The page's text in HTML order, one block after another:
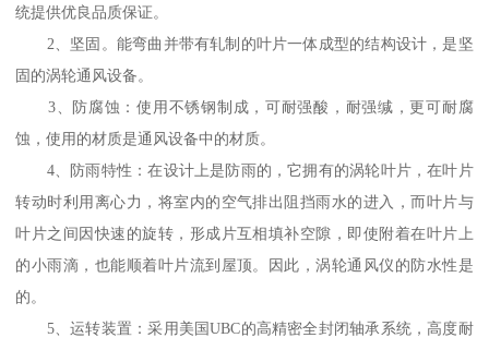
统提供优良品质保证。
2、坚固。能弯曲并带有轧制的叶片一体成型的结构设计，是坚
固的涡轮通风设备。
3、防腐蚀：使用不锈钢制成，可耐强酸，耐强缄，更可耐腐
蚀，使用的材质是通风设备中的材质。
4、防雨特性：在设计上是防雨的，它拥有的涡轮叶片，在叶片
转动时利用离心力，将室内的空气排出阻挡雨水的进入，而叶片与
叶片之间因快速的旋转，形成片互相填补空隙，即使附着在叶片上
的小雨滴，也能顺着叶片流到屋顶。因此，涡轮通风仪的防水性是
的。
5、运转装置：采用美国UBC的高精密全封闭轴承系统，高度耐